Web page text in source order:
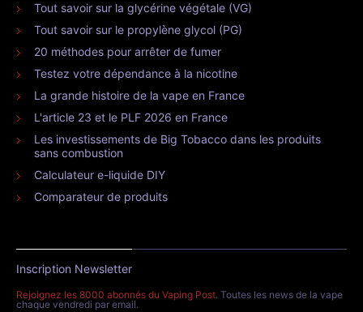
Tout savoir sur la glycérine végétale (VG)
Tout savoir sur le propylène glycol (PG)
20 méthodes pour arrêter de fumer
Testez votre dépendance à la nicotine
La grande histoire de la vape en France
L'article 23 et le PLF 2026 en France
Les investissements de Big Tobacco dans les produits
sans combustion
Calculateur e-liquide DIY
Comparateur de produits
Inscription Newsletter
Rejoignez les 8000 abonnés du Vaping Post. Toutes les news de la vape
chaque vendredi par email.